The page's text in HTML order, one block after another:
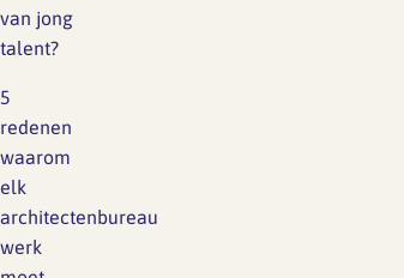
van jong
talent?
5
redenen
waarom
elk
architectenbureau
werk